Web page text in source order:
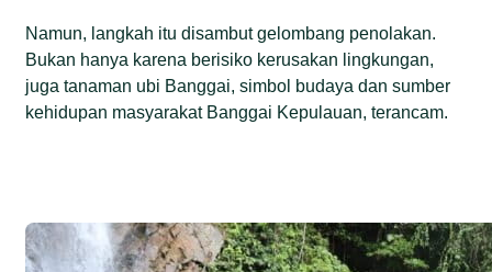
Namun, langkah itu disambut gelombang penolakan.
Bukan hanya karena berisiko kerusakan lingkungan,
juga tanaman ubi Banggai, simbol budaya dan sumber
kehidupan masyarakat Banggai Kepulauan, terancam.